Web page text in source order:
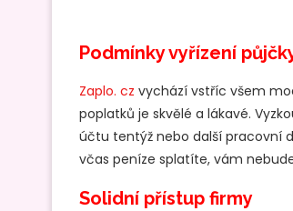
Podmínky vyřízení
Zaplo. cz vychází vstříc všem
poplatků je skvělé a lákavé.
účtu tentýž nebo další pracovní
včas peníze splatíte, vám
Solidní přístup firmy